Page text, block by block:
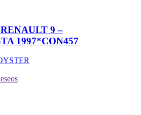
9 –
1997*CON457